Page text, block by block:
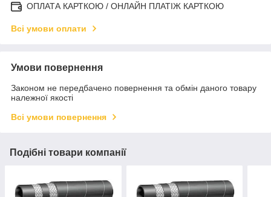
ОПЛАТА КАРТКОЮ / ОНЛАЙН ПЛАТІЖ КАРТКОЮ
Всі умови оплати
Умови повернення
Законом не передбачено повернення та обмін даного товару
належної якості
Всі умови повернення
Подібні товари компанії